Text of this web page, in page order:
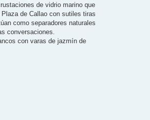
de vidrio marino que
de Callao con sutiles tiras
como separadores naturales
conversaciones.
con varas de jazmín de